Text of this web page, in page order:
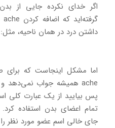
اگر خدای نکرده جایی از
داشتن درد در همان ناحیه، مثل:
اما مشکل اینجاست که
پس بیایید از یک عبارت کلی
جای خالی اسم عضو مورد نظر را